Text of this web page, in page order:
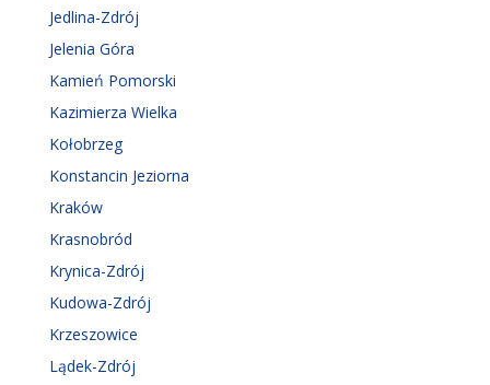
Jedlina-Zdrój
Jelenia Góra
Kamień Pomorski
Kazimierza Wielka
Kołobrzeg
Konstancin Jeziorna
Kraków
Krasnobród
Krynica-Zdrój
Kudowa-Zdrój
Krzeszowice
Lądek-Zdrój